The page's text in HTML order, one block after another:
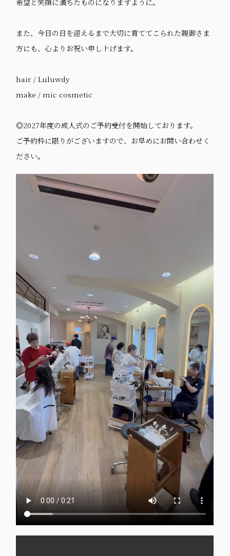
希望と笑顔に満ちたものになりますように。
また、今日の日を迎えるまで大切に育ててこられた親御さま
方にも、心よりお祝い申し上げます。
hair / Luluwdy
make / mic cosmetic
◎2027年度の成人式のご予約受付を開始しております。
ご予約枠に限りがございますので、お早めにお問い合わせく
ださい。